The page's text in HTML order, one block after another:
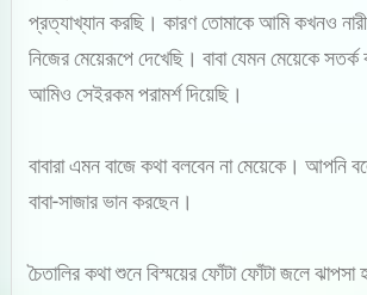
প্রত্যাখ্যান করছি। কারণ তোমাকে আমি কখনও নারী
নিজের মেয়েরূপে দেখেছি। বাবা যেমন মেয়েকে সতর্ক
আমিও সেইরকম পরামর্শ দিয়েছি।
বাবারা এমন বাজে কথা বলবেন না মেয়েকে। আপনি
বাবা-সাজার ভান করছেন।
চৈতালির কথা শুনে বিস্ময়ের ফোঁটা ফোঁটা জলে